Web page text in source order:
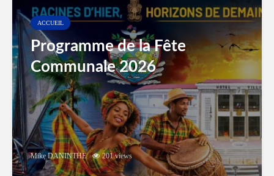
ACCUEIL
Programme de la Fête
Communale 2026
Mike DANINTHE 201 views